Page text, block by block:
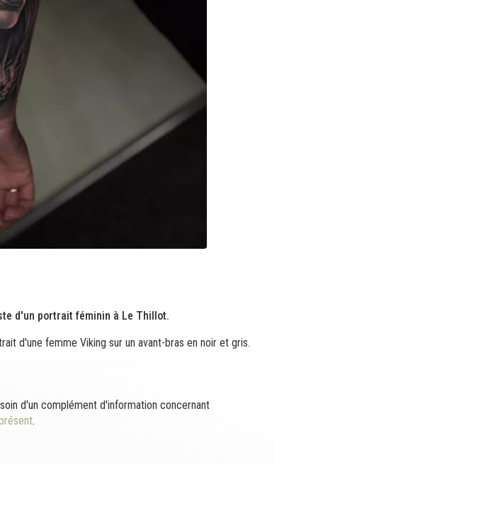
d'un portrait féminin à Le Thillot.
d'une femme Viking sur un avant-bras en noir et gris.
d'un complément d'information concernant
.